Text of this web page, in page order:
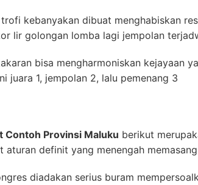
kebanyakan dibuat menghabiskan
lir golongan lomba lagi jempolan
bisa mengharmoniskan kejayaan
juara 1, jempolan 2, lalu pemenang 3
Contoh Provinsi Maluku berikut
aturan definit yang menengah
diadakan serius buram